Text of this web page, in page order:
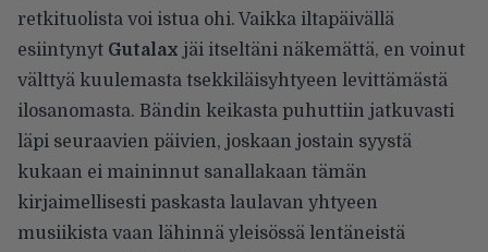
retkituolista voi istua ohi. Vaikka iltapäivällä
esiintynyt Gutalax jäi itseltäni näkemättä, en voinut
välttyä kuulemasta tsekkiläisyhtyeen levittämästä
ilosanomasta. Bändin keikasta puhuttiin jatkuvasti
läpi seuraavien päivien, joskaan jostain syystä
kukaan ei maininnut sanallakaan tämän
kirjaimellisesti paskasta laulavan yhtyeen
musiikista vaan lähinnä yleisössä lentäneistä